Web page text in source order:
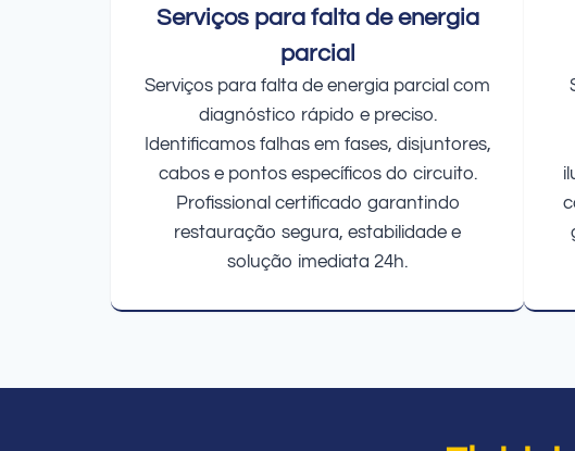
Serviços para falta de energia
parcial
Serviços para falta de energia parcial com
diagnóstico rápido e preciso.
Identificamos falhas em fases, disjuntores,
cabos e pontos específicos do circuito.
Profissional certificado garantindo
restauração segura, estabilidade e
solução imediata 24h.